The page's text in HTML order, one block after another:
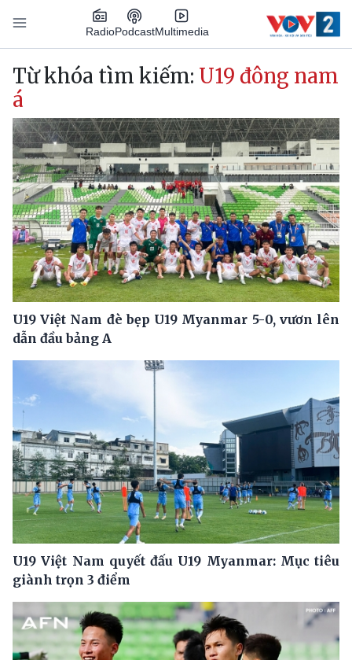
Nhảy đến nội dung
RadioPodcastMultimedia
Main navigation
Từ khóa tìm kiếm: U19 đông nam
á
U19 Việt Nam đè bẹp U19 Myanmar 5-0, vươn lên
dẫn đầu bảng A
U19 Việt Nam quyết đấu U19 Myanmar: Mục tiêu
giành trọn 3 điểm